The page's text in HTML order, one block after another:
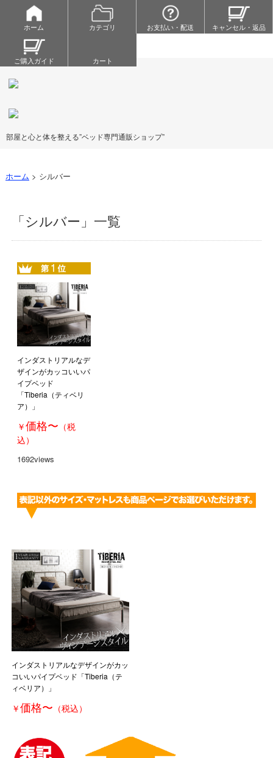
ホーム カテゴリ お支払い・配送 キャンセル・返品
ご購入ガイド カート
部屋と心と体を整える”ベッド専門通販ショップ”
ホーム > シルバー
「シルバー」一覧
インダストリアルなデ
ザインがカッコいいパ
イプベッド
「Tiberia（ティベリ
ア）」
￥価格〜 （税
込）
1692views
インダストリアルなデザインがカッ
コいいパイプベッド「Tiberia（テ
ィベリア）」
￥価格〜 （税込）